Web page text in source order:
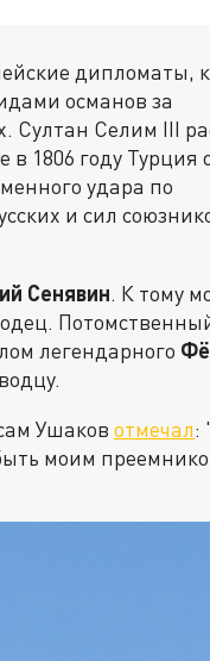
дипломаты,
османов за
Султан Селим III
1806 году Турция
удара по
и сил
Сенявин. К тому
легендарного
Ушаков отмечал:
моим